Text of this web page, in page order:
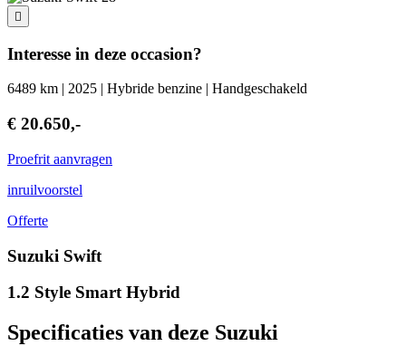
Interesse in deze occasion?
6489 km | 2025 | Hybride benzine | Handgeschakeld
€ 20.650,-
Proefrit aanvragen
inruilvoorstel
Offerte
Suzuki Swift
1.2 Style Smart Hybrid
Specificaties van deze Suzuki